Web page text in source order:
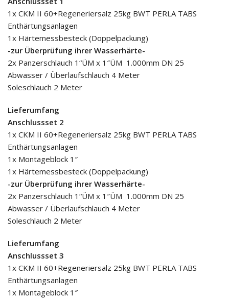
1x CKM II 60+Regeneriersalz 25kg BWT PERLA TABS
Enthärtungsanlagen
1x Härtemessbesteck (Doppelpackung)
-zur Überprüfung ihrer Wasserhärte-
2x Panzerschlauch 1“ÜM x 1″ÜM 1.000mm DN 25
Abwasser / Überlaufschlauch 4 Meter
Soleschlauch 2 Meter
Lieferumfang
Anschlussset 2
1x CKM II 60+Regeneriersalz 25kg BWT PERLA TABS
Enthärtungsanlagen
1x Montageblock 1″
1x Härtemessbesteck (Doppelpackung)
-zur Überprüfung ihrer Wasserhärte-
2x Panzerschlauch 1“ÜM x 1″ÜM 1.000mm DN 25
Abwasser / Überlaufschlauch 4 Meter
Soleschlauch 2 Meter
Lieferumfang
Anschlussset 3
1x CKM II 60+Regeneriersalz 25kg BWT PERLA TABS
Enthärtungsanlagen
1x Montageblock 1″